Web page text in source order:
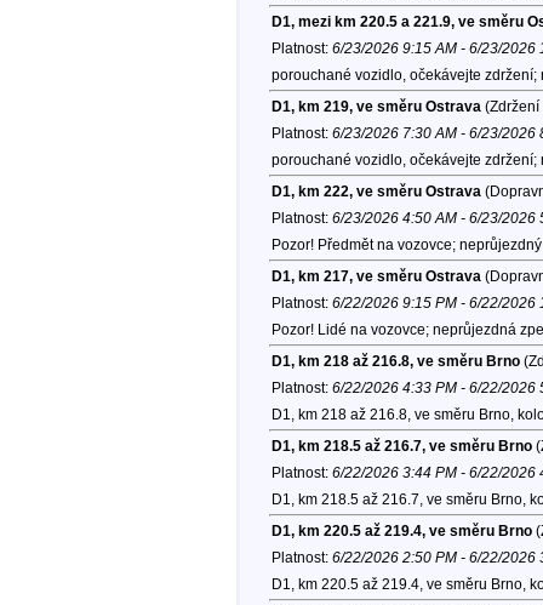
D1, mezi km 220.5 a 221.9, ve směru
Platnost: 6/23/2026 9:15 AM - 6/23/2026
porouchané vozidlo, očekávejte
D1, km 219, ve směru Ostrava (Zdržení
Platnost: 6/23/2026 7:30 AM - 6/23/2026
porouchané vozidlo, očekávejte
D1, km 222, ve směru Ostrava
Platnost: 6/23/2026 4:50 AM - 6/23/2026
Pozor! Předmět na vozovce;
D1, km 217, ve směru Ostrava
Platnost: 6/22/2026 9:15 PM - 6/22/2026
Pozor! Lidé na vozovce; neprůjezdná
D1, km 218 až 216.8, ve směru Brno
Platnost: 6/22/2026 4:33 PM - 6/22/2026
D1, km 218 až 216.8, ve směru Brno,
D1, km 218.5 až 216.7, ve směru Brno
Platnost: 6/22/2026 3:44 PM - 6/22/2026
D1, km 218.5 až 216.7, ve směru Brno,
D1, km 220.5 až 219.4, ve směru Brno
Platnost: 6/22/2026 2:50 PM - 6/22/2026
D1, km 220.5 až 219.4, ve směru Brno,